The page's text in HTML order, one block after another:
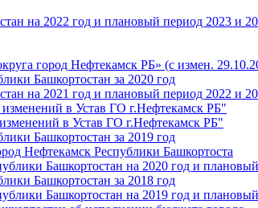
на 2022 год и плановый период 2023 и
город Нефтекамск РБ» (с измен.
Башкортостан за 2020 год
на 2021 год и плановый период 2022 и
в Устав ГО г.Нефтекамск РБ"
в Устав ГО г.Нефтекамск РБ"
Башкортостан за 2019 год
Нефтекамск Республики Башкортоста
Башкортостан на 2020 год и плановый
Башкортостан за 2018 год
Башкортостан на 2019 год и плановый